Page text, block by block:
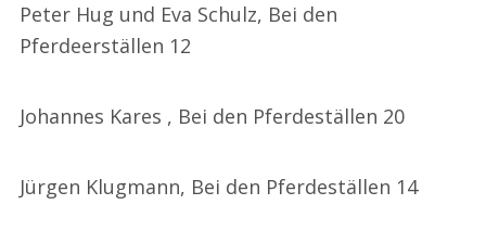
Peter Hug und Eva Schulz, Bei den
Pferdeerställen 12
Johannes Kares , Bei den Pferdeställen 20
Jürgen Klugmann, Bei den Pferdeställen 14